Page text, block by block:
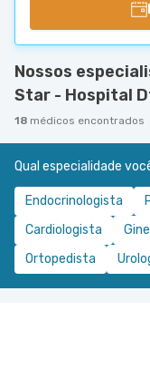
Nossos
Star - Hospital
18 médicos encontrados
Qual especialidade
Endocrinologista
Cardiologista
Ortopedista